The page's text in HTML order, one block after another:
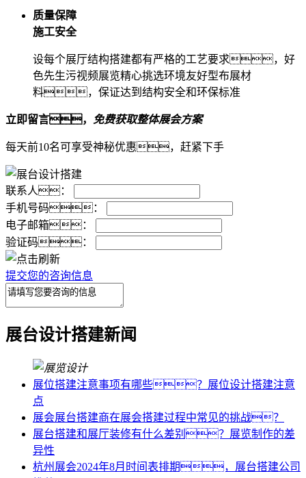
质量保障
施工安全
设每个展厅结构搭建都有严格的工艺要求，好
色先生污视频展览精心挑选环境友好型布展材
料，保证达到结构安全和环保标准
立即留言， 免费获取整体展会方案
每天前10名可享受神秘优惠，赶紧下手
联系人：
手机号码：
电子邮箱：
验证码：
提交您的咨询信息
展台设计搭建新闻
展位搭建注意事项有哪些？展位设计搭建注意
点
展会展台搭建商在展会搭建过程中常见的挑战？
展台搭建和展厅装修有什么差别？展览制作的差
异性
杭州展会2024年8月时间表排期，展台搭建公司